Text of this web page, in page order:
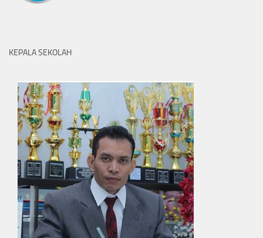
KEPALA SEKOLAH